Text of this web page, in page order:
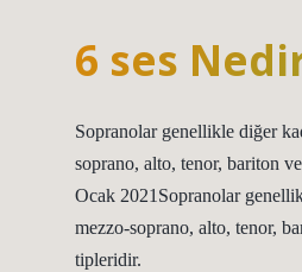
6 ses
Sopranolar genellikle diğer
soprano, alto, tenor, bariton
Ocak 2021Sopranolar
mezzo-soprano, alto, tenor,
tipleridir.